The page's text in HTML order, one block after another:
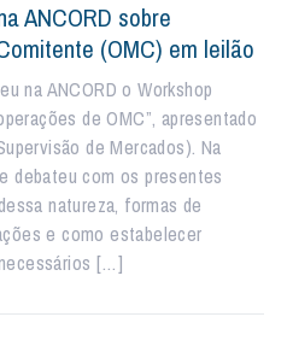
ANCORD sobre
(OMC) em leilão
na ANCORD o Workshop
de OMC”, apresentado
de Mercados). Na
debateu com os presentes
natureza, formas de
e como estabelecer
[…]